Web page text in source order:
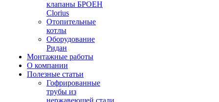
клапаны БРОЕН
Clorius
Отопительные
котлы
Оборудование
Ридан
Монтажные работы
О компании
Полезные статьи
Гофрированные
трубы из
нержавеющей стали